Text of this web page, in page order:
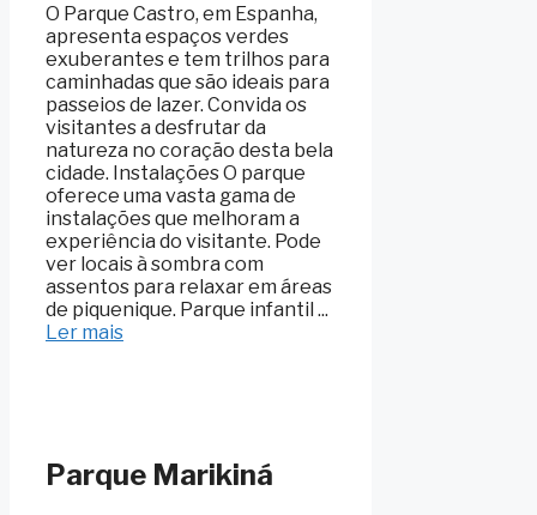
O Parque Castro, em Espanha,
apresenta espaços verdes
exuberantes e tem trilhos para
caminhadas que são ideais para
passeios de lazer. Convida os
visitantes a desfrutar da
natureza no coração desta bela
cidade. Instalações O parque
oferece uma vasta gama de
instalações que melhoram a
experiência do visitante. Pode
ver locais à sombra com
assentos para relaxar em áreas
de piquenique. Parque infantil ...
Ler mais
Parque Marikiná